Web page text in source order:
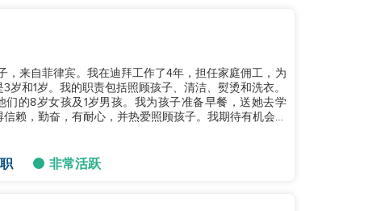
，来自菲律宾。我在迪拜工作了4年，担任家庭佣工，为
和1岁。我的职责包括照顾孩子、清洁、熨烫和洗衣。
的8岁女孩及1岁男孩。我为孩子准备早餐，送她去学
赖，勤奋，有耐心，并热爱照顾孩子。我期待有机会与
非常活跃